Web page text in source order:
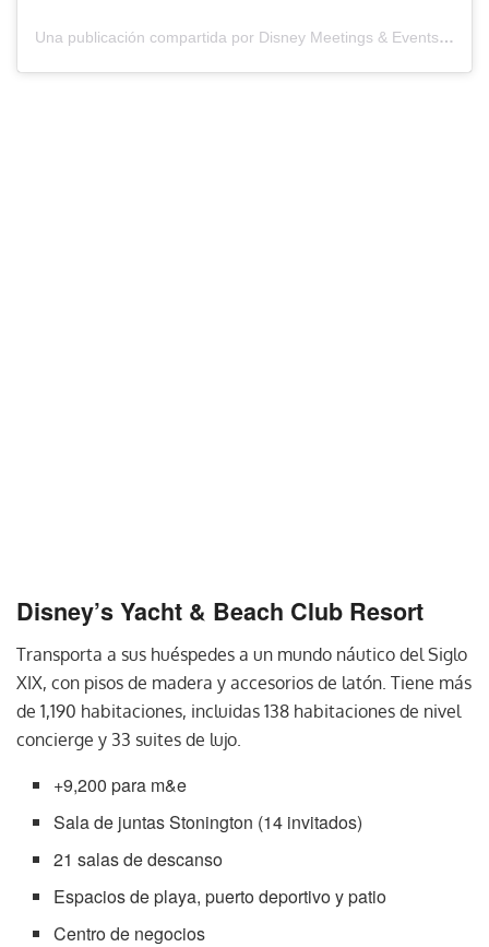
Una publicación compartida por Disney Meetings & Events (@disneymeetingsandevents)
Disney’s Yacht & Beach Club Resort
Transporta a sus huéspedes a un mundo náutico del Siglo
XIX, con pisos de madera y accesorios de latón. Tiene más
de 1,190 habitaciones, incluidas 138 habitaciones de nivel
concierge y 33 suites de lujo.
+9,200 para m&e
Sala de juntas Stonington (14 invitados)
21 salas de descanso
Espacios de playa, puerto deportivo y patio
Centro de negocios